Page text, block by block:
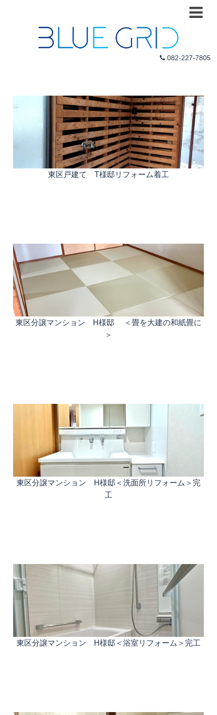
082-227-7805
東区戸建て T様邸リフォーム着工
東区分譲マンション H様邸 ＜畳を大建の和紙畳に
＞
東区分譲マンション H様邸＜洗面所リフォーム＞完
工
東区分譲マンション H様邸＜浴室リフォーム＞完工